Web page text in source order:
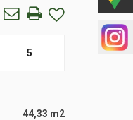
5
44,33 m2